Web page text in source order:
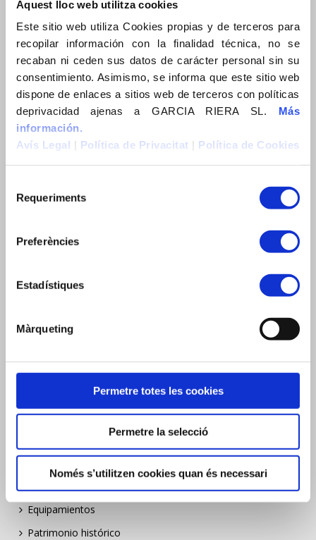
Aquest lloc web utilitza cookies
Este sitio web utiliza Cookies propias y de terceros para
recopilar información con la finalidad técnica, no se
recaban ni ceden sus datos de carácter personal sin su
consentimiento. Asimismo, se informa que este sitio web
dispone de enlaces a sitios web de terceros con políticas
deprivacidad ajenas a GARCIA RIERA SL. Más
información.
Avís Legal | Política de Privacitat | Política de Cookies
Requeriments
Preferències
Estadístiques
Màrqueting
Permetre totes les cookies
Permetre la selecció
Només s’utilitzen cookies quan és necessari
Construïm Sostenibilitat
Actualitat
News
Actualidad
Contacte
Contacto
Contact
CERCA
EXPERIÈNCIA
Indústria i energia
Patrimoni històric
Turisme i oci
Industria y energia
Equipamientos
Patrimonio histórico